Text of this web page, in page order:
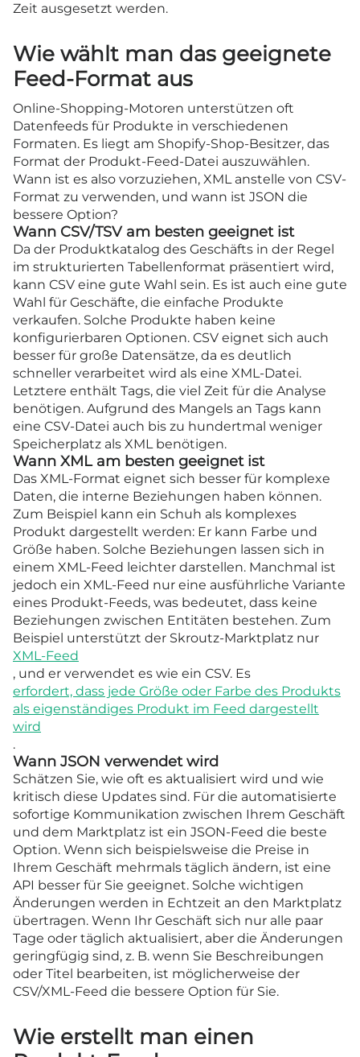
Zeit ausgesetzt werden.
Wie wählt man das geeignete
Feed-Format aus
Online-Shopping-Motoren unterstützen oft
Datenfeeds für Produkte in verschiedenen
Formaten. Es liegt am Shopify-Shop-Besitzer, das
Format der Produkt-Feed-Datei auszuwählen.
Wann ist es also vorzuziehen, XML anstelle von CSV-
Format zu verwenden, und wann ist JSON die
bessere Option?
Wann CSV/TSV am besten geeignet ist
Da der Produktkatalog des Geschäfts in der Regel
im strukturierten Tabellenformat präsentiert wird,
kann CSV eine gute Wahl sein. Es ist auch eine gute
Wahl für Geschäfte, die einfache Produkte
verkaufen. Solche Produkte haben keine
konfigurierbaren Optionen. CSV eignet sich auch
besser für große Datensätze, da es deutlich
schneller verarbeitet wird als eine XML-Datei.
Letztere enthält Tags, die viel Zeit für die Analyse
benötigen. Aufgrund des Mangels an Tags kann
eine CSV-Datei auch bis zu hundertmal weniger
Speicherplatz als XML benötigen.
Wann XML am besten geeignet ist
Das XML-Format eignet sich besser für komplexe
Daten, die interne Beziehungen haben können.
Zum Beispiel kann ein Schuh als komplexes
Produkt dargestellt werden: Er kann Farbe und
Größe haben. Solche Beziehungen lassen sich in
einem XML-Feed leichter darstellen. Manchmal ist
jedoch ein XML-Feed nur eine ausführliche Variante
eines Produkt-Feeds, was bedeutet, dass keine
Beziehungen zwischen Entitäten bestehen. Zum
Beispiel unterstützt der Skroutz-Marktplatz nur
XML-Feed
, und er verwendet es wie ein CSV. Es
erfordert, dass jede Größe oder Farbe des Produkts
als eigenständiges Produkt im Feed dargestellt
wird
.
Wann JSON verwendet wird
Schätzen Sie, wie oft es aktualisiert wird und wie
kritisch diese Updates sind. Für die automatisierte
sofortige Kommunikation zwischen Ihrem Geschäft
und dem Marktplatz ist ein JSON-Feed die beste
Option. Wenn sich beispielsweise die Preise in
Ihrem Geschäft mehrmals täglich ändern, ist eine
API besser für Sie geeignet. Solche wichtigen
Änderungen werden in Echtzeit an den Marktplatz
übertragen. Wenn Ihr Geschäft sich nur alle paar
Tage oder täglich aktualisiert, aber die Änderungen
geringfügig sind, z. B. wenn Sie Beschreibungen
oder Titel bearbeiten, ist möglicherweise der
CSV/XML-Feed die bessere Option für Sie.
Wie erstellt man einen